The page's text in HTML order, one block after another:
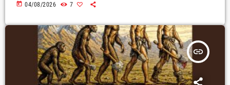
today 04/08/2026 7
insert_link